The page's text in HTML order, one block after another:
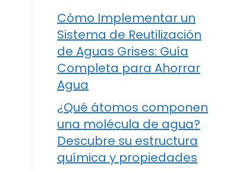
Cómo Implementar un
Sistema de Reutilización
de Aguas Grises: Guía
Completa para Ahorrar
Agua
¿Qué átomos componen
una molécula de agua?
Descubre su estructura
química y propiedades